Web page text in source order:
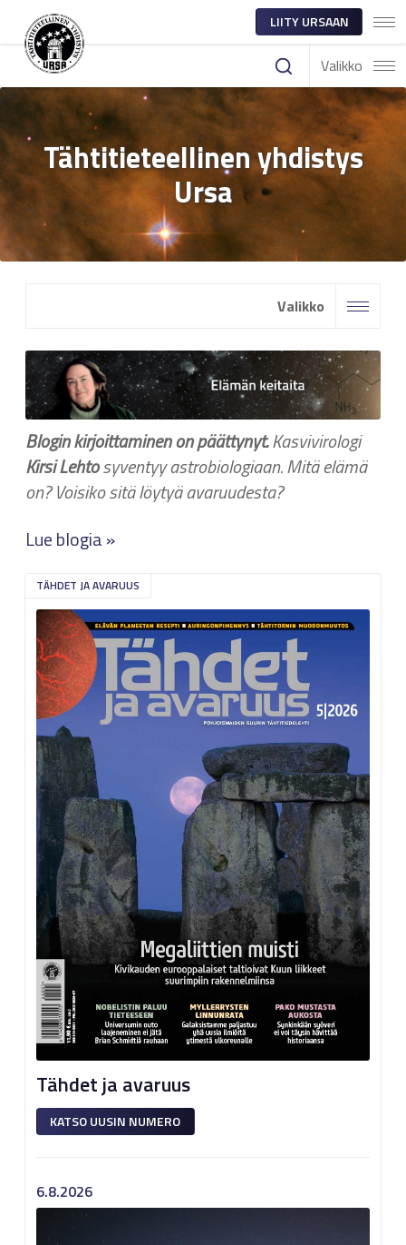
LIITY URSAAN
Valikko
Tähtitieteellinen yhdistys
Ursa
Valikko
Blogin kirjoittaminen on päättynyt.Kasvivirologi
Kirsi Lehtosyventyy astrobiologiaan. Mitä elämä
on? Voisiko sitä löytyä avaruudesta?
Lue blogia »
TÄHDET JA AVARUUS
Tähdet ja avaruus
KATSO UUSIN NUMERO
6.8.2026